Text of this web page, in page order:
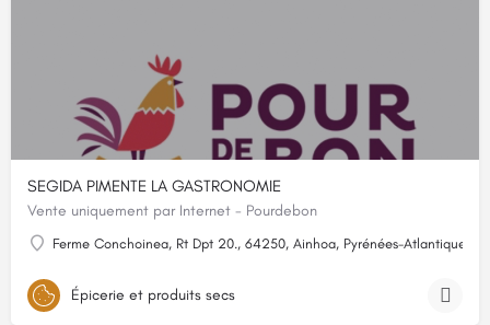
SEGIDA PIMENTE LA GASTRONOMIE
Vente uniquement par Internet - Pourdebon
Ferme Conchoinea, Rt Dpt 20., 64250, Ainhoa, Pyrénées-Atlantiques
Épicerie et produits secs